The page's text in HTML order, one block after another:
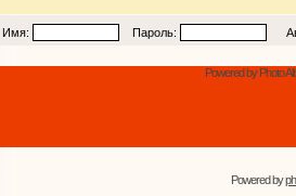
Имя: Пароль:
Powered by Photo
Powered by